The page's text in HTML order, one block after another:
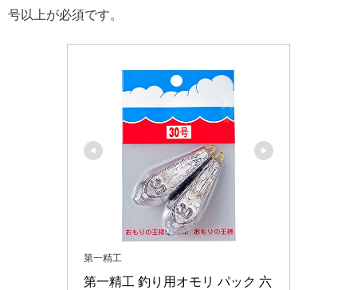
号以上が必須です。
第一精工
第一精工 釣り用オモリ パック 六